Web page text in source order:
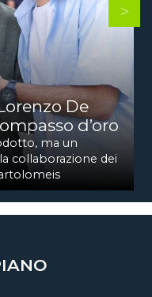
De
d’oro
ma un
collaborazione dei